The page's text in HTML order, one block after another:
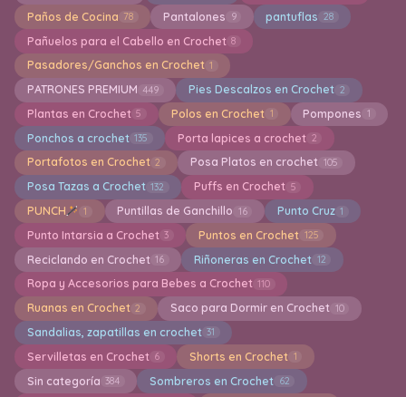
Paños de Cocina 78 Pantalones 9 pantuflas 28
Pañuelos para el Cabello en Crochet 8
Pasadores/Ganchos en Crochet 1
PATRONES PREMIUM 449 Pies Descalzos en Crochet 2
Plantas en Crochet 5 Polos en Crochet 1 Pompones 1
Ponchos a crochet 135 Porta lapices a crochet 2
Portafotos en Crochet 2 Posa Platos en crochet 105
Posa Tazas a Crochet 132 Puffs en Crochet 5
PUNCH 1 Puntillas de Ganchillo 16 Punto Cruz 1
Punto Intarsia a Crochet 3 Puntos en Crochet 125
Reciclando en Crochet 16 Riñoneras en Crochet 12
Ropa y Accesorios para Bebes a Crochet 110
Ruanas en Crochet 2 Saco para Dormir en Crochet 10
Sandalias, zapatillas en crochet 31
Servilletas en Crochet 6 Shorts en Crochet 1
Sin categoría 384 Sombreros en Crochet 62